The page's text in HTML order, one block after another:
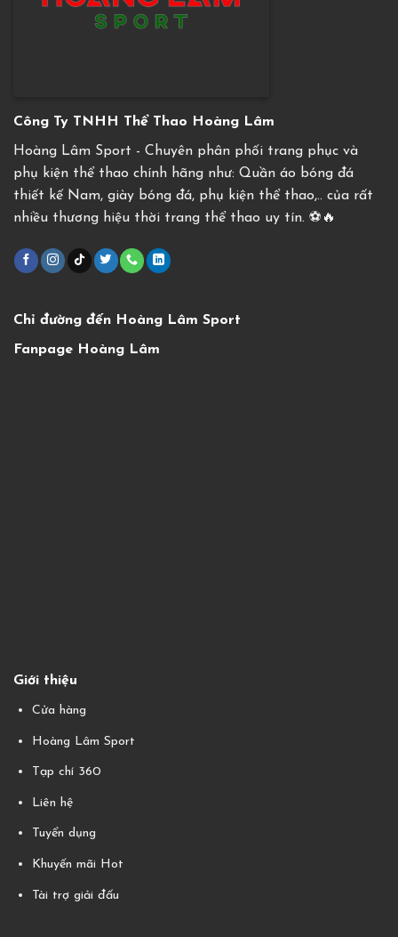
Công Ty TNHH Thể Thao Hoàng Lâm
Hoàng Lâm Sport - Chuyên phân phối trang phục và
phụ kiện thể thao chính hãng như: Quần áo bóng đá
thiết kế Nam, giày bóng đá, phụ kiện thể thao,.. của rất
nhiều thương hiệu thời trang thể thao uy tín. ⚽️🔥
Giới thiệu
Cửa hàng
Hoàng Lâm Sport
Tạp chí 360
Liên hệ
Tuyển dụng
Khuyến mãi Hot
Tài trợ giải đấu
Chỉ đường đến Hoàng Lâm Sport
Fanpage Hoàng Lâm